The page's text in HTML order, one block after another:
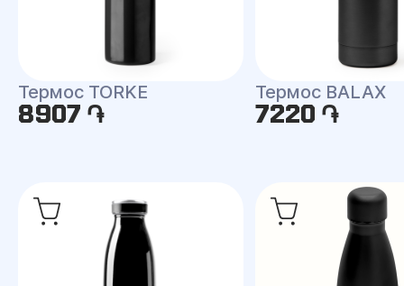
Термос TORKE
8907 ֏
Термос BALAX
7220 ֏